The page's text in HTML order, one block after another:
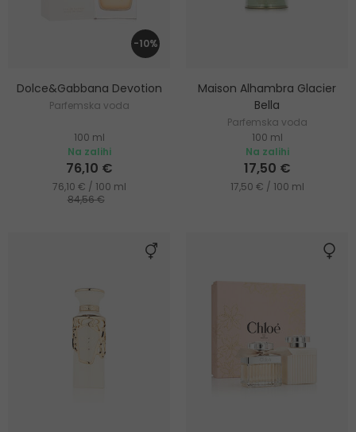
-10%
Dolce&Gabbana Devotion
Parfemska voda
100 ml
Na zalihi
76,10 €
76,10 € / 100 ml
84,56 €
Maison Alhambra Glacier
Bella
Parfemska voda
100 ml
Na zalihi
17,50 €
17,50 € / 100 ml